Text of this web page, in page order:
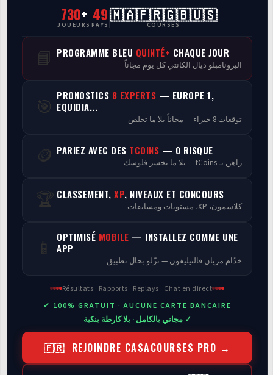
CasaCourses Pro
Resultats/Rapport CPCs
Discussion
Programmes
730+
JOUEURS
49
PAYS
🇲🇦🇫🇷🇬🇧🇺🇸
COURSES
📘 PROGRAMME BLEU QUINTÉ+ CHAQUE JOUR
البرونامبلو ديال الكانتي كل يوم مجاناً
🎯 PRONOSTICS 8 EXPERTS — EUROPE 1,
EQUIDIA...
توقعات 8 خبراء — مجاناً بلا ما تخلص
🪙 PARIEZ AVEC DES TCOINS — 0 RISQUE
راهن بـ tCoins — بلا ما تخسر فلوسك
🏆 CLASSEMENT, XP, NIVEAUX ET CONCOURS
كلاسمون، XP، مستويات ومسابقات
📱 OPTIMISÉ MOBILE — INSTALLEZ COMME UNE
APP
خدّام مزيان فالتيليفون — نزّلو بحال تطبيق
Résultats · Rapports · Replays · Chat en direct
✓ 100% GRATUIT · AUCUNE CARTE BANCAIRE
✓ مجاني بالكامل · بلا كارطة بنكية
🇫🇷 REJOINDRE CASACOURSES PRO →